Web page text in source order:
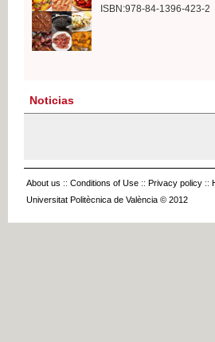
ISBN:978-84-1396-423-2
Noticias
About us :: Conditions of Use :: Privacy policy ::
Universitat Politècnica de València © 2012